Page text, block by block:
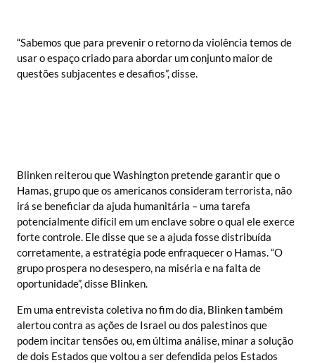
“Sabemos que para prevenir o retorno da violência temos de
usar o espaço criado para abordar um conjunto maior de
questões subjacentes e desafios”, disse.
Blinken reiterou que Washington pretende garantir que o
Hamas, grupo que os americanos consideram terrorista, não
irá se beneficiar da ajuda humanitária – uma tarefa
potencialmente difícil em um enclave sobre o qual ele exerce
forte controle. Ele disse que se a ajuda fosse distribuída
corretamente, a estratégia pode enfraquecer o Hamas. “O
grupo prospera no desespero, na miséria e na falta de
oportunidade”, disse Blinken.
Em uma entrevista coletiva no fim do dia, Blinken também
alertou contra as ações de Israel ou dos palestinos que
podem incitar tensões ou, em última análise, minar a solução
de dois Estados que voltou a ser defendida pelos Estados